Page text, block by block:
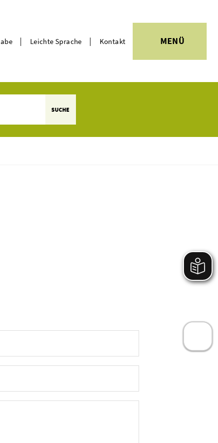
| Leichte Sprache | Kontakt MENÜ
SUCHE